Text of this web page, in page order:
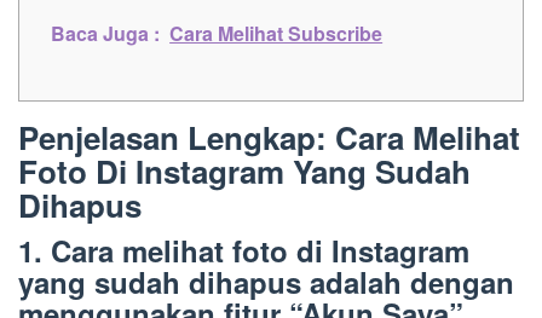
Baca Juga : Cara Melihat Subscribe
Penjelasan Lengkap: Cara Melihat
Foto Di Instagram Yang Sudah
Dihapus
1. Cara melihat foto di Instagram
yang sudah dihapus adalah dengan